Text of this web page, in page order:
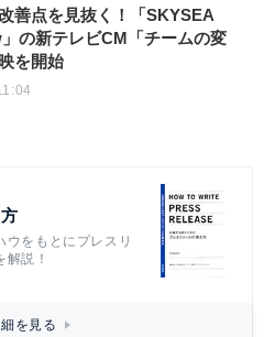
善点を見抜く！「SKYSEA
の新テレビCM「チームの変
を開始
ウをもとにプレスリ
解説！
を見る